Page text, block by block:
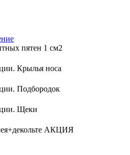
пятен 1 см2
Крылья носа
Подбородок
Щеки
АКЦИЯ